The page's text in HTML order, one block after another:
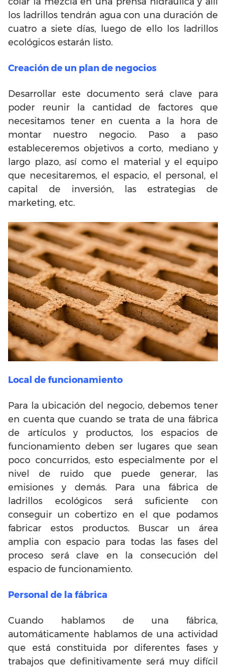
los ladrillos tendrán agua con una duración de
cuatro a siete días, luego de ello los ladrillos
ecológicos estarán listo.
Creación de un plan de negocios
Desarrollar este documento será clave para
poder reunir la cantidad de factores que
necesitamos tener en cuenta a la hora de
montar nuestro negocio. Paso a paso
estableceremos objetivos a corto, mediano y
largo plazo, así como el material y el equipo
que necesitaremos, el espacio, el personal, el
capital de inversión, las estrategias de
marketing, etc.
Local de funcionamiento
Para la ubicación del negocio, debemos tener
en cuenta que cuando se trata de una fábrica
de artículos y productos, los espacios de
funcionamiento deben ser lugares que sean
poco concurridos, esto especialmente por el
nivel de ruido que puede generar, las
emisiones y demás. Para una fábrica de
ladrillos ecológicos será suficiente con
conseguir un cobertizo en el que podamos
fabricar estos productos. Buscar un área
amplia con espacio para todas las fases del
proceso será clave en la consecución del
espacio de funcionamiento.
Personal de la fábrica
Cuando hablamos de una fábrica,
automáticamente hablamos de una actividad
que está constituida por diferentes fases y
trabajos que definitivamente será muy difícil